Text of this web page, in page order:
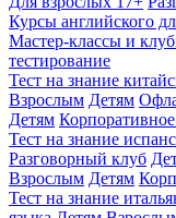
Курсы английского
Мастер-классы и
тестирование
Тест на знание
Взрослым Детям
Детям
Тест на знание
Разговорный клуб
Взрослым Детям
Тест на знание